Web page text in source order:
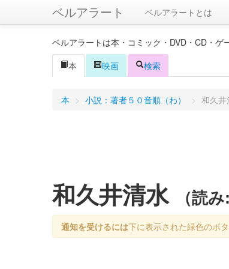
ベルアラート ベルアラートとは
ベルアラートは本・コミック・DVD・CD・ゲ
本
映画 検索
本 > 小説：著者５０音順（わ） > 和久井
和久井清水 （読
通知を受けるには下に表示された緑色のボ